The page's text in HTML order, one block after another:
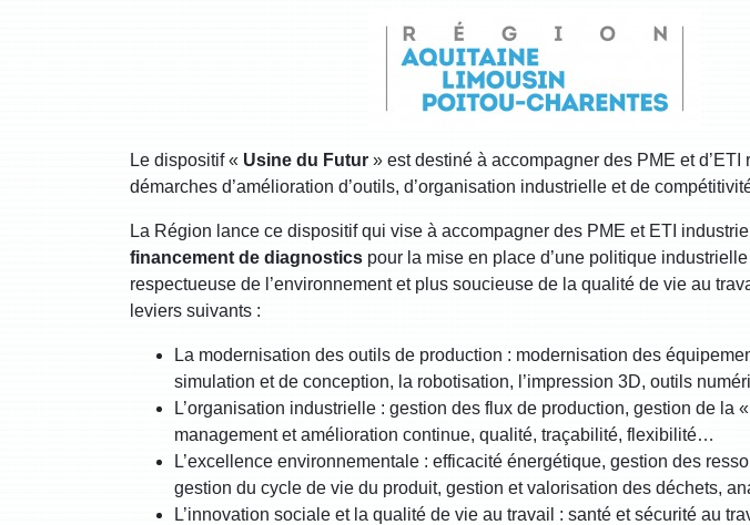
Le dispositif « Usine du Futur » est destiné à accompagner des PME et
démarches d’amélioration d’outils, d’organisation industrielle et de
La Région lance ce dispositif qui vise à accompagner des PME et ETI
financement de diagnostics pour la mise en place d’une politique
respectueuse de l’environnement et plus soucieuse de la qualité de vie au
leviers suivants :
La modernisation des outils de production : modernisation des
simulation et de conception, la robotisation, l’impression 3D, outils
L’organisation industrielle : gestion des flux de production, gestion de la
management et amélioration continue, qualité, traçabilité, flexibilité…
L’excellence environnementale : efficacité énergétique, gestion des
gestion du cycle de vie du produit, gestion et valorisation des déchets,
L’innovation sociale et la qualité de vie au travail : santé et sécurité au